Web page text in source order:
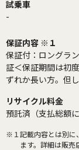
試乗車
-
保証内容 ※１
保証付：ロングラ
証＜保証期間は初
ずれか長い方。但
リサイクル料金
預託済（支払総額
※１ 記載内容とは別に
ます。詳細は販売